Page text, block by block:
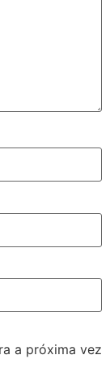
a próxima vez